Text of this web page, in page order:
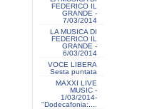
FEDERICO IL
GRANDE -
7/03/2014
LA MUSICA DI
FEDERICO IL
GRANDE -
6/03/2014
VOCE LIBERA
Sesta puntata
MAXXI LIVE
MUSIC -
1/03/2014-
"Dodecafonia:....